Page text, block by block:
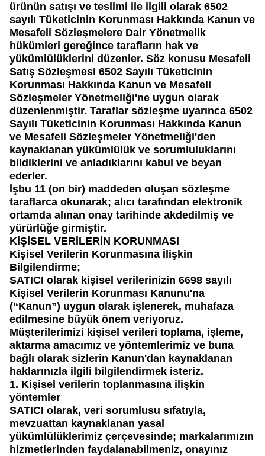
ürünün satışı ve teslimi ile ilgili olarak 6502
sayılı Tüketicinin Korunması Hakkında Kanun ve
Mesafeli Sözleşmelere Dair Yönetmelik
hükümleri gereğince tarafların hak ve
yükümlülüklerini düzenler. Söz konusu Mesafeli
Satış Sözleşmesi 6502 Sayılı Tüketicinin
Korunması Hakkında Kanun ve Mesafeli
Sözleşmeler Yönetmeliği'ne uygun olarak
düzenlenmiştir. Taraflar sözleşme uyarınca 6502
Sayılı Tüketicinin Korunması Hakkında Kanun
ve Mesafeli Sözleşmeler Yönetmeliği'den
kaynaklanan yükümlülük ve sorumluluklarını
bildiklerini ve anladıklarını kabul ve beyan
ederler.
İşbu 11 (on bir) maddeden oluşan sözleşme
taraflarca okunarak; alıcı tarafından elektronik
ortamda alınan onay tarihinde akdedilmiş ve
yürürlüğe girmiştir.
KİŞİSEL VERİLERİN KORUNMASI
Kişisel Verilerin Korunmasına İlişkin
Bilgilendirme;
SATICI olarak kişisel verilerinizin 6698 sayılı
Kişisel Verilerin Korunması Kanunu'na
(“Kanun”) uygun olarak işlenerek, muhafaza
edilmesine büyük önem veriyoruz.
Müşterilerimizi kişisel verileri toplama, işleme,
aktarma amacımız ve yöntemlerimiz ve buna
bağlı olarak sizlerin Kanun'dan kaynaklanan
haklarınızla ilgili bilgilendirmek isteriz.
1. Kişisel verilerin toplanmasına ilişkin
yöntemler
SATICI olarak, veri sorumlusu sıfatıyla,
mevzuattan kaynaklanan yasal
yükümlülüklerimiz çerçevesinde; markalarımızın
hizmetlerinden faydalanabilmeniz, onayınız